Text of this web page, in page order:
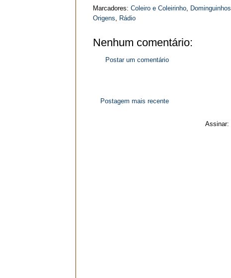
Marcadores: Coleiro e Coleirinho, Dominguinhos
Origens, Rádio
Nenhum comentário:
Postar um comentário
Postagem mais recente
Assinar: